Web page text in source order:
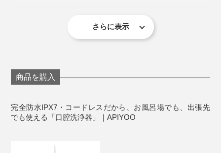
いつもの歯磨きだけでは気づけなかった、歯周病のリス
では。
るので、お風呂場で使うことをおすすめします。
洗浄をはじめてから最大約60秒で、そのまま自動停止し
ます（水流がソフト洗浄モード・マッサージ洗浄モード
だに、すぐ水がなくなってしまうと思いますが、新たに
タンクに水を注いで、くり返し、洗浄してください。
『APIYOO』を使うようになって気づいたのは、フロス
でとれる、ねっとりした白い汚れ（歯垢、プラーク）が
撮影で忙しい日などは、夜しか歯磨きできないこともあ
って、フロスに白いねとねとが、ごっそりついたりして
そんな忙しい日も、歯ブラシの後に『APIYOO』を使う
さい。ただし、出血が続く場合は、歯科医にご相談
本体サイズ：（約）最大直径6.5×高さ20.8cm
重さ：約265g
消費電力：5W
さらに表示
商品を購入
完全防水IPX7・コードレスだから、お風呂場でも、出張先
でも使える「口腔洗浄器」｜APIYOO